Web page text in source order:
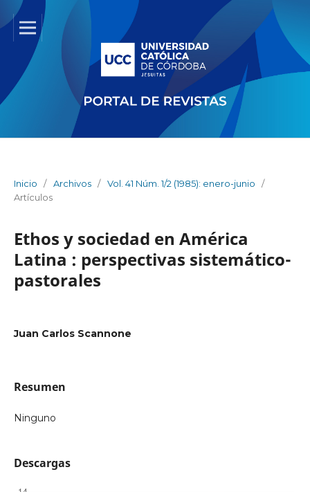
Inicio / Archivos / Vol. 41 Núm. 1/2 (1985): enero-junio
/
Artículos
Ethos y sociedad en América
Latina : perspectivas sistemático-
pastorales
Juan Carlos Scannone
Resumen
Ninguno
Descargas